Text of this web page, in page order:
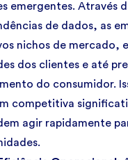
emergentes. Através
de dados, as
nichos de mercado,
dos clientes e até
do consumidor.
competitiva
agir rapidamente